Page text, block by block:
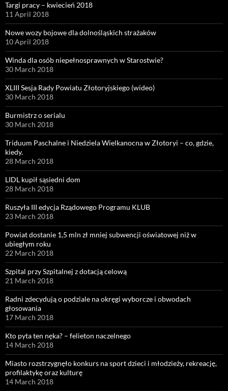
Targi pracy – kwiecień 2018
11 April 2018
Nowe wozy bojowe dla dolnośląskich strażaków
10 April 2018
Winda dla osób niepełnosprawnych w Starostwie?
30 March 2018
XLIII Sesja Rady Powiatu Złotoryjskiego (wideo)
30 March 2018
Burmistrz o serialu
30 March 2018
Triduum Paschalne i Niedziela Wielkanocna w Złotoryi – co, gdzie,
kiedy.
28 March 2018
LIDL kupił sąsiedni dom
28 March 2018
Ruszyła III edycja Rządowego Programu KLUB
23 March 2018
Powiat dostanie 1,5 mln zł mniej subwencji oświatowej niż w
ubiegłym roku
22 March 2018
Szpital przy Szpitalnej z dotacją celową
21 March 2018
Radni zdecydują o podziale na okręgi wyborcze i obwodach
głosowania
17 March 2018
Kto pyta ten nęka? – felieton naczelnego
14 March 2018
Miasto rozstrzygnęło konkurs na sport dzieci i młodzieży, rekreację,
profilaktykę oraz kulturę
14 March 2018